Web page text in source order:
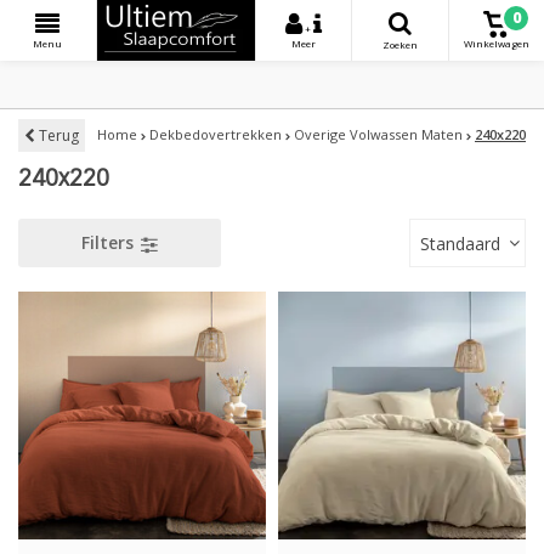
Menu
+
Meer
Zoeken
0
Winkelwagen
Terug Home Dekbedovertrekken Overige Volwassen Maten 240x220
240x220
Filters Standaard